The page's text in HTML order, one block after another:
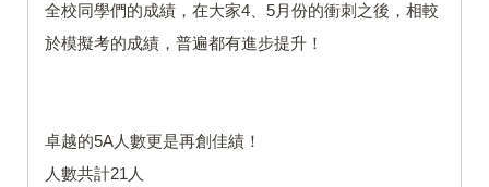
全校同學們的成績，在大家4、5月份的衝刺之後，相較
於模擬考的成績，普遍都有進步提升！
卓越的5A人數更是再創佳績！
人數共計21人